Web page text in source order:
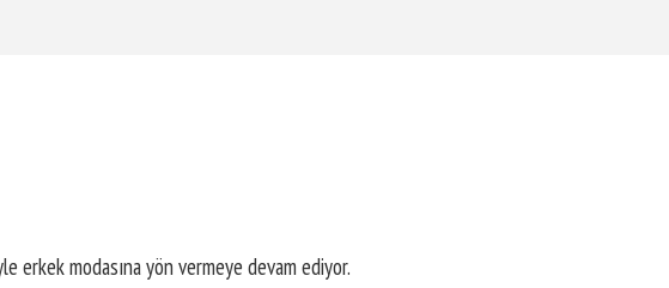
erkek modasına yön vermeye devam ediyor.